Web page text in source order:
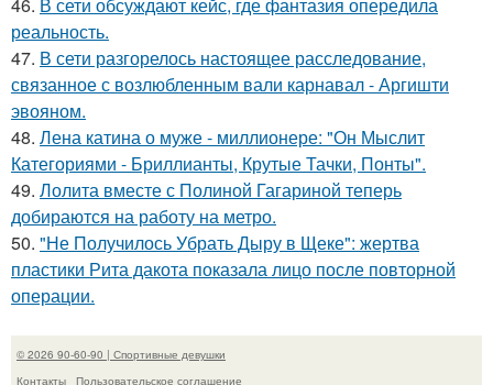
46. В сети обсуждают кейс, где фантазия опередила
реальность.
47. В сети разгорелось настоящее расследование,
связанное с возлюбленным вали карнавал - Аргишти
эвояном.
48. Лена катина о муже - миллионере: "Он Мыслит
Категориями - Бриллианты, Крутые Тачки, Понты".
49. Лолита вместе с Полиной Гагариной теперь
добираются на работу на метро.
50. "Не Получилось Убрать Дыру в Щеке": жертва
пластики Рита дакота показала лицо после повторной
операции.
© 2026 90-60-90 | Спортивные девушки
Контакты
Пользовательское соглашение